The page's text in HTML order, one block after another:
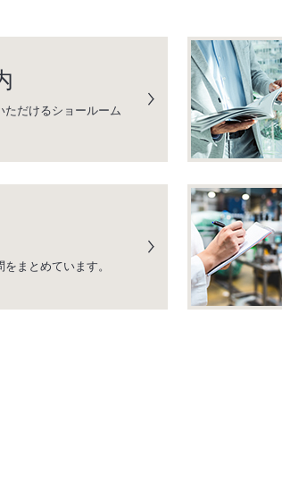
ただけるショールーム
まとめています。